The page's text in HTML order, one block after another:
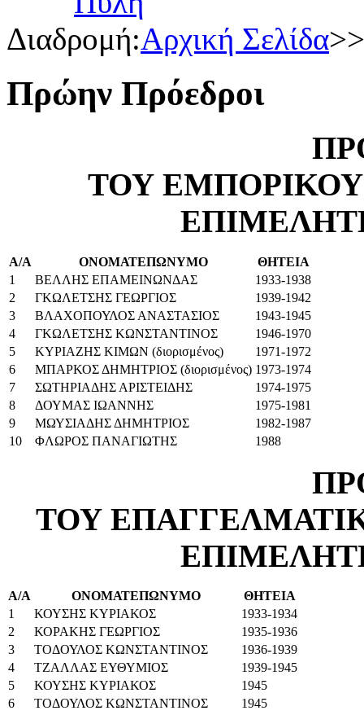
Διαδρομή:Αρχική Σελίδα>>
Πρώην Πρόεδροι
ΤΟΥ
Α/Α ΟΝΟΜΑΤΕΠΩΝΥΜΟ
ΘΗΤΕΙΑ
1
ΒΕΛΛΗΣ ΕΠΑΜΕΙΝΩΝΔΑΣ
1933-1938
2
ΓΚΩΛΕΤΣΗΣ ΓΕΩΡΓΙΟΣ
1939-1942
3
ΒΛΑΧΟΠΟΥΛΟΣ ΑΝΑΣΤΑΣΙΟΣ
1943-1945
4
ΓΚΩΛΕΤΣΗΣ ΚΩΝΣΤΑΝΤΙΝΟΣ
1946-1970
5
ΚΥΡΙΑΖΗΣ ΚΙΜΩΝ (διορισμένος)
1971-1972
6
ΜΠΑΡΚΟΣ ΔΗΜΗΤΡΙΟΣ (διορισμένος) 1973-1974
7
ΣΩΤΗΡΙΑΔΗΣ ΑΡΙΣΤΕΙΔΗΣ
1974-1975
8
ΔΟΥΜΑΣ ΙΩΑΝΝΗΣ
1975-1981
9
ΜΩΥΣΙΑΔΗΣ ΔΗΜΗΤΡΙΟΣ
1982-1987
10
ΦΛΩΡΟΣ ΠΑΝΑΓΙΩΤΗΣ 1988
ΤΟΥ
Α/Α ΟΝΟΜΑΤΕΠΩΝΥΜΟ
ΘΗΤΕΙΑ
1
ΚΟΥΣΗΣ ΚΥΡΙΑΚΟΣ
1933-1934
2
ΚΟΡΑΚΗΣ ΓΕΩΡΓΙΟΣ
1935-1936
3
ΤΟΔΟΥΛΟΣ ΚΩΝΣΤΑΝΤΙΝΟΣ
1936-1939
4
ΤΖΑΛΛΑΣ ΕΥΘΥΜΙΟΣ
1939-1945
5
ΚΟΥΣΗΣ ΚΥΡΙΑΚΟΣ
1945
6
ΤΟΔΟΥΛΟΣ ΚΩΝΣΤΑΝΤΙΝΟΣ
1945